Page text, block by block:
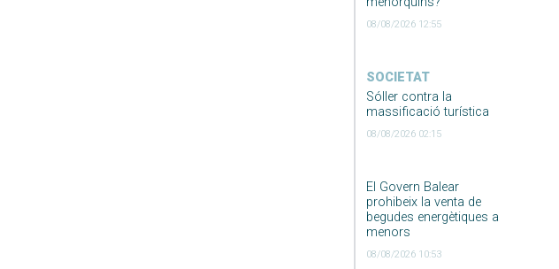
08/08/2026 12:55
SOCIETAT
Sóller contra la
massificació turística
08/08/2026 02:15
El Govern Balear
prohibeix la venta de
begudes energètiques a
menors
08/08/2026 10:53